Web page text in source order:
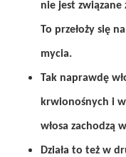
nie jest związane
To przełoży się
mycia.
Tak naprawdę
krwionośnych i
włosa zachodzą
Działa to też w